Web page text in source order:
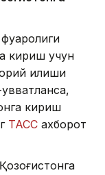
кириш учун
қилиши
кириш
ТАСС ахборот